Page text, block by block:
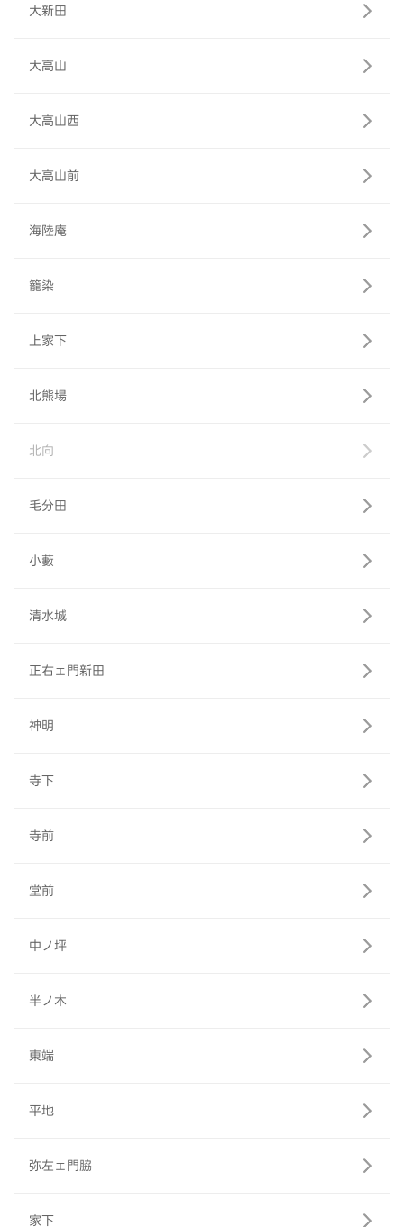
大新田
大高山
大高山西
大高山前
海陸庵
籠染
上家下
北熊場
北向
毛分田
小藪
清水城
正右ェ門新田
神明
寺下
寺前
堂前
中ノ坪
半ノ木
東端
平地
弥左ェ門脇
家下